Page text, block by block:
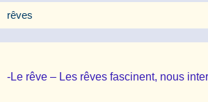
rêves
-Le rêve – Les rêves fascinent, nous